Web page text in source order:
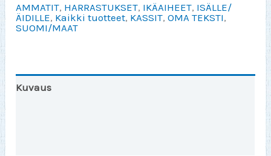
(valitse)
kangaskassi
AMMATIT, HARRASTUKSET, IKÄAIHEET, ISÄLLE/
ÄIDILLE, Kaikki tuotteet, KASSIT,OMA TEKSTI,
SUOMI/MAAT
Kuvaus